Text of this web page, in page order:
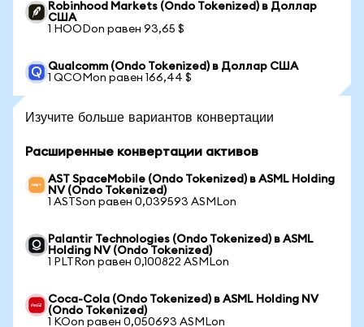
Robinhood Markets (Ondo Tokenized) в Доллар
США
1 HOODon равен 93,65 $
Qualcomm (Ondo Tokenized) в Доллар США
1 QCOMon равен 166,44 $
Изучите больше вариантов конвертации
Расширенные конвертации активов
AST SpaceMobile (Ondo Tokenized) в ASML Holding
NV (Ondo Tokenized)
1 ASTSon равен 0,039593 ASMLon
Palantir Technologies (Ondo Tokenized) в ASML
Holding NV (Ondo Tokenized)
1 PLTRon равен 0,100822 ASMLon
Coca-Cola (Ondo Tokenized) в ASML Holding NV
(Ondo Tokenized)
1 KOon равен 0,050693 ASMLon